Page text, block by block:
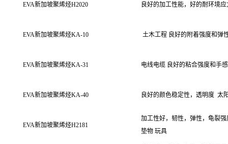
EVA新加坡聚烯烃H2020 良好的加工性能，好的耐环境
EVA新加坡聚烯烃KA-10 土木工程 良好的附着强度和弹
EVA新加坡聚烯烃KA-31 电线电缆 良好的粘合强度和手
EVA新加坡聚烯烃KA-40 良好的颜色稳定性，透明度 太
EVA新加坡聚烯烃H2181
加工性好，韧性，弹性，龟裂
垫物 玩具